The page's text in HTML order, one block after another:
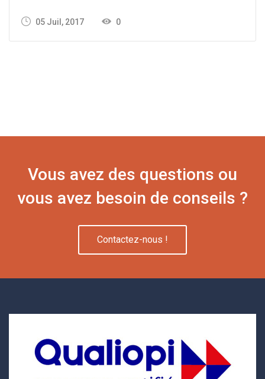
05 Juil, 2017 0
Vous avez des questions ou
vous avez besoin de conseils ?
Contactez-nous !